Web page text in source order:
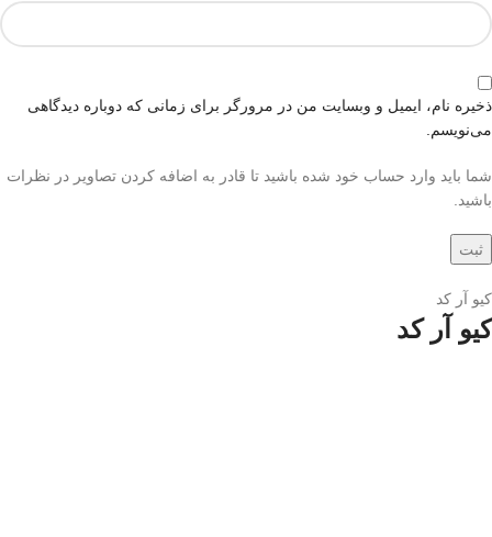
ذخیره نام، ایمیل و وبسایت من در مرورگر برای زمانی که دوباره دیدگاهی
می‌نویسم.
شما باید وارد حساب خود شده باشید تا قادر به اضافه کردن تصاویر در نظرات
باشید.
کیو آر کد
کیو آر کد